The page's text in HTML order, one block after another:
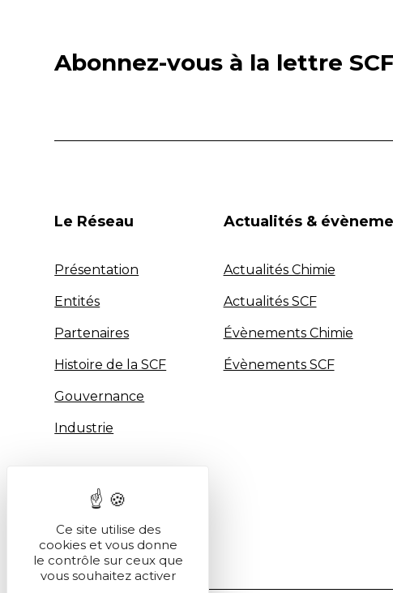
Abonnez-vous à la lettre
Le Réseau
Présentation
Entités
Partenaires
Histoire de la SCF
Gouvernance
Industrie
Actualités &
Actualités Chimie
Actualités SCF
Évènements Chimie
Évènements SCF
Ce site utilise des
cookies et vous donne
le contrôle sur ceux que
vous souhaitez activer